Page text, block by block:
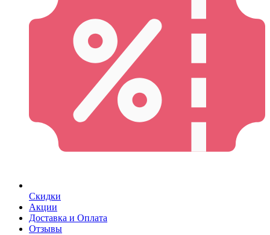
Скидки
Акции
Доставка и Оплата
Отзывы